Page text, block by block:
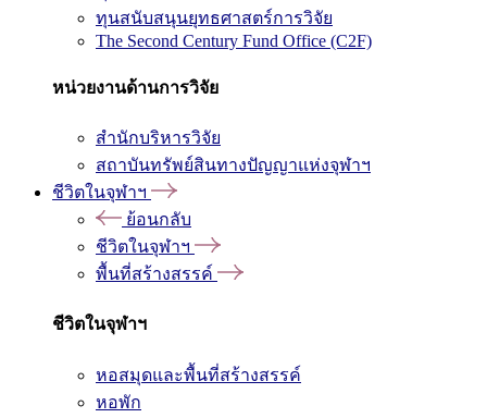
ทุนสนับสนุนยุทธศาสตร์การวิจัย
The Second Century Fund Office (C2F)
หน่วยงานด้านการวิจัย
สำนักบริหารวิจัย
สถาบันทรัพย์สินทางปัญญาแห่งจุฬาฯ
ชีวิตในจุฬาฯ
ย้อนกลับ
ชีวิตในจุฬาฯ
พื้นที่สร้างสรรค์
ชีวิตในจุฬาฯ
หอสมุดและพื้นที่สร้างสรรค์
หอพัก